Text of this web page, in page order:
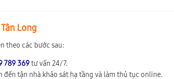
Long
theo các bước sau:
789 369tư vấn 24/7.
đến tận nhà khảo sát hạ tầng và làm thủ tục online.